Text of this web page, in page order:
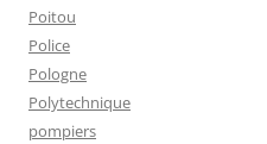
Poitou
Police
Pologne
Polytechnique
pompiers